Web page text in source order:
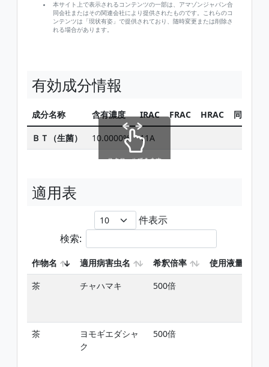
本サイト上で表示されるコンテンツの一部は、アマゾンジャパン合
同会社またはその関連会社により提供されたものです。これらのコ
ンテンツは「現状有姿」で提供されており、随時変更または削除さ
れる場合があります。
有効成分情報
成分名称 含有濃度 IRAC FRAC HRAC 同じ有
ＢＴ（生菌） 10.0000% 11A
スクロールできます
適用表
件表示
検索:
作物名 適用病害虫名 希釈倍率 使用液量
茶
チャハマキ 500倍
茶
ヨモギエダシャ
ク
500倍